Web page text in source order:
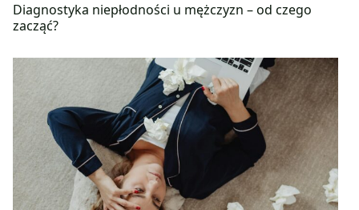
Diagnostyka niepłodności u mężczyzn – od czego
zacząć?